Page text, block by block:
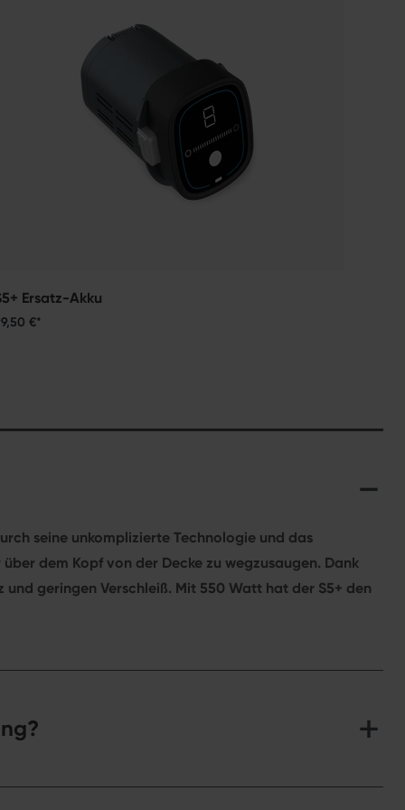
Ersatz-Akku
€*
seine unkomplizierte Technologie und das
dem Kopf von der Decke zu wegzusaugen. Dank
geringen Verschleiß. Mit 550 Watt hat der S5+ den